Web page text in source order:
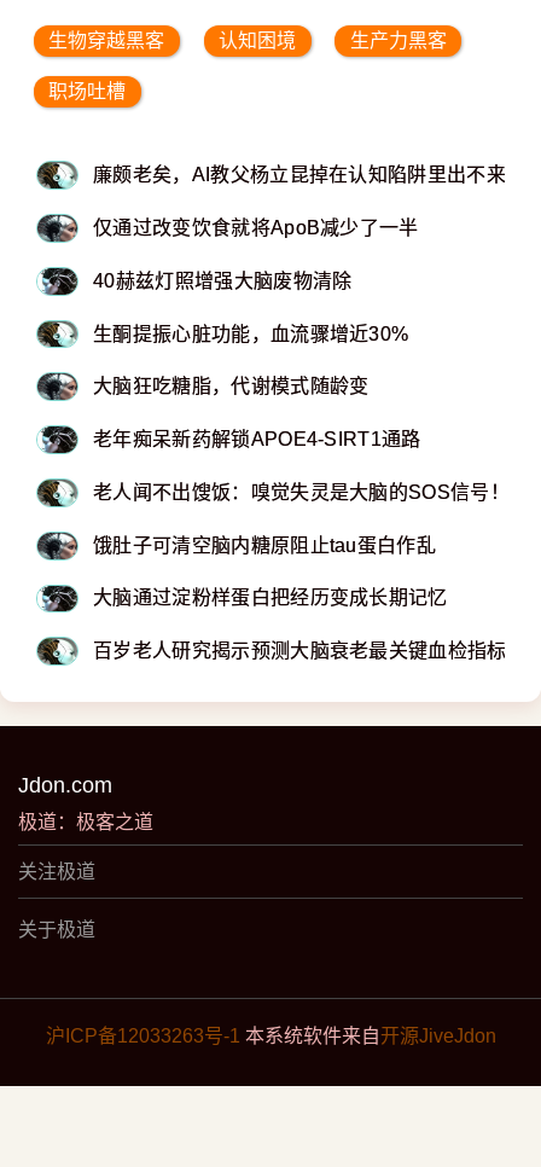
生物穿越黑客 认知困境 生产力黑客
职场吐槽
廉颇老矣，AI教父杨立昆掉在认知陷阱里出不来了
仅通过改变饮食就将ApoB减少了一半
40赫兹灯照增强大脑废物清除
生酮提振心脏功能，血流骤增近30%
大脑狂吃糖脂，代谢模式随龄变
老年痴呆新药解锁APOE4-SIRT1通路
老人闻不出馊饭：嗅觉失灵是大脑的SOS信号！
饿肚子可清空脑内糖原阻止tau蛋白作乱
大脑通过淀粉样蛋白把经历变成长期记忆
百岁老人研究揭示预测大脑衰老最关键血检指标：
Jdon.com
极道：极客之道
关注极道
关于极道
沪ICP备12033263号-1 本系统软件来自开源JiveJdon